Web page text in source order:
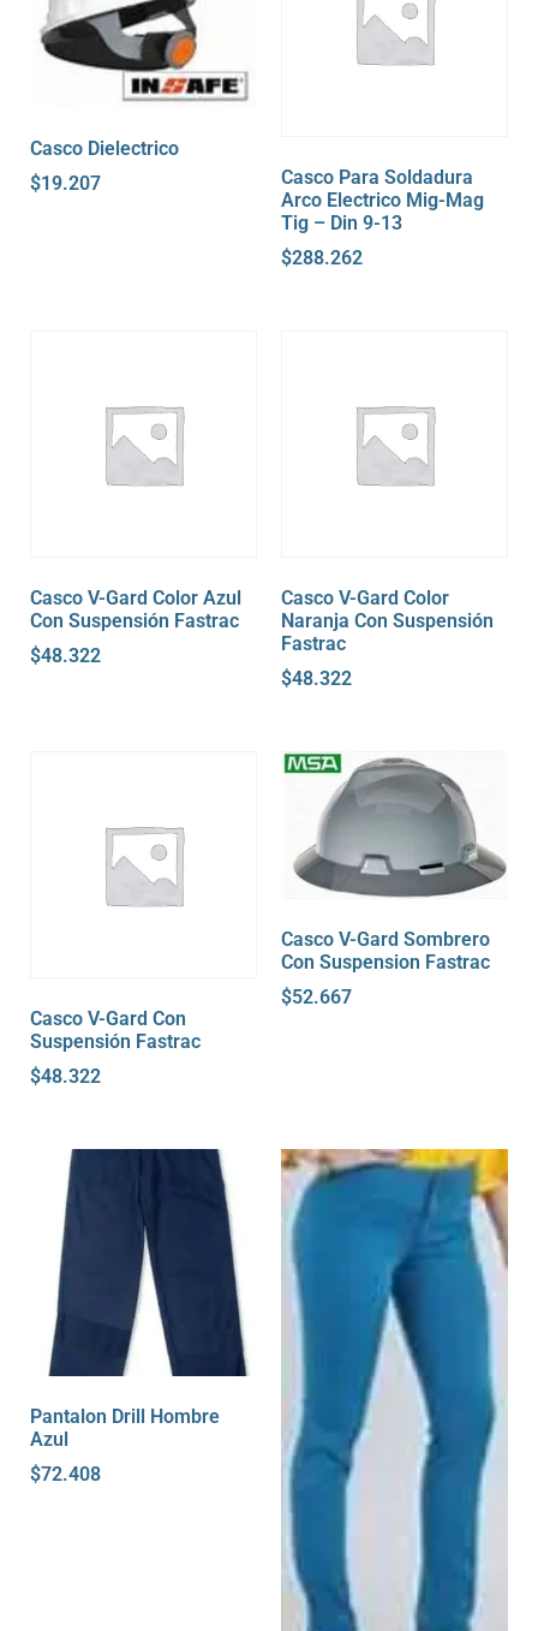
Casco Dielectrico
$19.207
Casco Para Soldadura
Arco Electrico Mig-Mag
Tig – Din 9-13
$288.262
Casco V-Gard Color Azul
Con Suspensión Fastrac
$48.322
Casco V-Gard Color
Naranja Con Suspensión
Fastrac
$48.322
Casco V-Gard Con
Suspensión Fastrac
$48.322
Casco V-Gard Sombrero
Con Suspension Fastrac
$52.667
Pantalon Drill Hombre
Azul
$72.408